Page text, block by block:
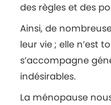
des règles et des
Ainsi, de
leur vie ; elle n’est
s’accompagne
indésirables.
La ménopause